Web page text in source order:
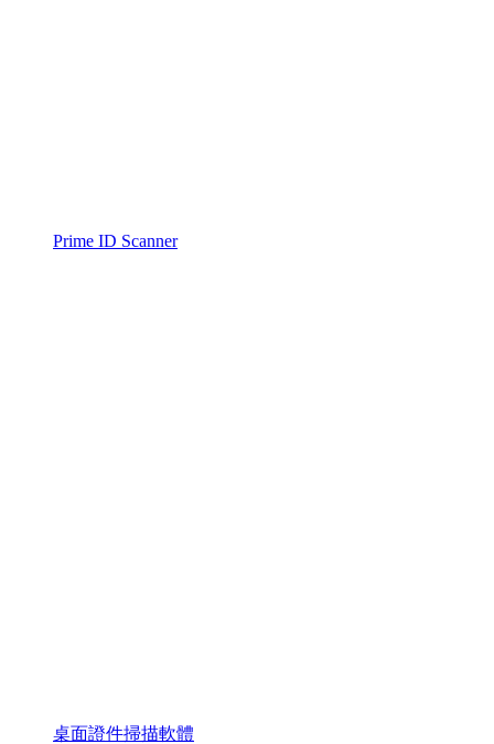
Prime ID Scanner
桌面證件掃描軟體